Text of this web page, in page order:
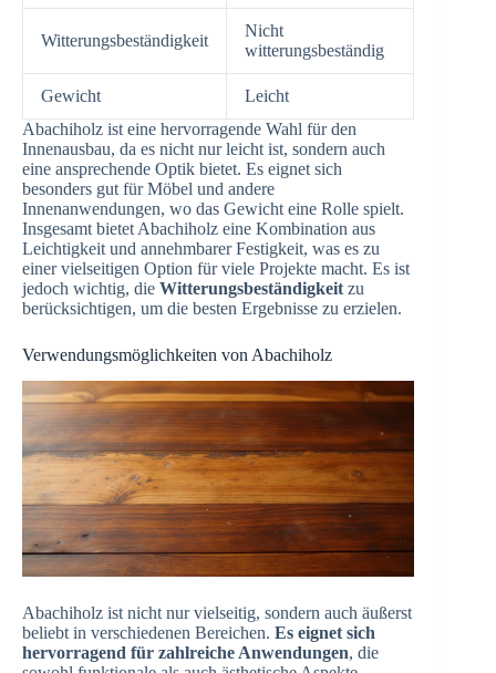
Witterungsbeständigkeit
Nicht
witterungsbeständig
Gewicht
Leicht
Abachiholz ist eine hervorragende Wahl für den
Innenausbau, da es nicht nur leicht ist, sondern auch
eine ansprechende Optik bietet. Es eignet sich
besonders gut für Möbel und andere
Innenanwendungen, wo das Gewicht eine Rolle spielt.
Insgesamt bietet Abachiholz eine Kombination aus
Leichtigkeit und annehmbarer Festigkeit, was es zu
einer vielseitigen Option für viele Projekte macht. Es ist
jedoch wichtig, die Witterungsbeständigkeit zu
berücksichtigen, um die besten Ergebnisse zu erzielen.
Verwendungsmöglichkeiten von Abachiholz
Abachiholz ist nicht nur vielseitig, sondern auch äußerst
beliebt in verschiedenen Bereichen. Es eignet sich
hervorragend für zahlreiche Anwendungen, die